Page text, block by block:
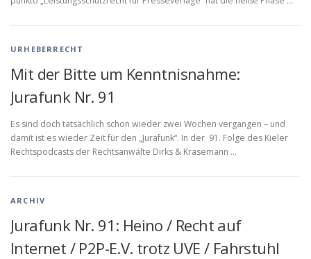
URHEBERRECHT
Mit der Bitte um Kenntnisnahme:
Jurafunk Nr. 91
Es sind doch tatsächlich schon wieder zwei Wochen vergangen – und
damit ist es wieder Zeit für den „Jurafunk“. In der 91. Folge des Kieler
Rechtspodcasts der Rechtsanwälte Dirks & Krasemann …
ARCHIV
Jurafunk Nr. 91: Heino / Recht auf
Internet / P2P-E.V. trotz UVE / Fahrstuhl